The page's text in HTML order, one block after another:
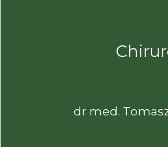
dr med.